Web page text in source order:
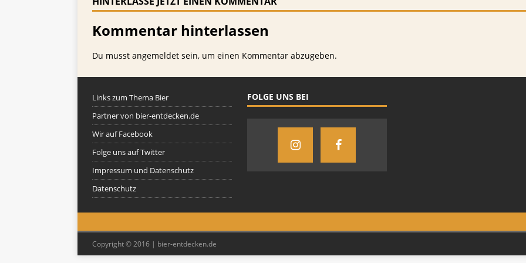
Kommentar hinterlassen
Du musst angemeldet sein, um einen Kommentar abzugeben.
Links zum Thema Bier
Partner von bier-entdecken.de
Wir auf Facebook
Folge uns auf Twitter
Impressum und Datenschutz
Datenschutz
FOLGE UNS BEI
Copyright © 2016 | bier-entdecken.de